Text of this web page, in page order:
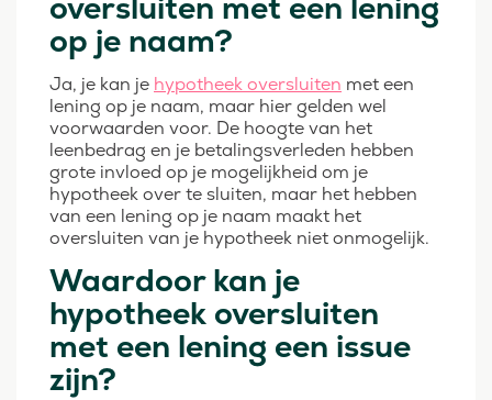
op je naam?
Ja, je kan je hypotheek oversluiten met een
lening op je naam, maar hier gelden wel
voorwaarden voor. De hoogte van het
leenbedrag en je betalingsverleden hebben
grote invloed op je mogelijkheid om je
hypotheek over te sluiten, maar het hebben
van een lening op je naam maakt het
oversluiten van je hypotheek niet onmogelijk.
Waardoor kan je
hypotheek oversluiten
met een lening een issue
zijn?